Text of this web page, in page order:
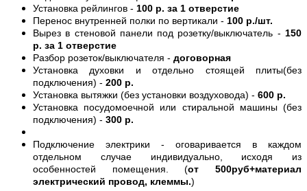
Установка рейлингов - 100 р. за 1 отверстие
Перенос внутренней полки по вертикали - 100 р./шт.
Вырез в стеновой панели под розетку/выключатель - 150
р. за 1 отверстие
Разбор розеток/выключателя - договорная
Установка духовки и отдельно стоящей плиты(без
подключения) - 200 р.
Установка вытяжки (без установки воздуховода) - 600 р.
Установка посудомоечной или стиральной машины (без
подключения) - 300 р.
Подключение электрики - оговаривается в каждом
отдельном случае индивидуально, исходя из
особенностей помещения. (от 500руб+материал
электрический провод, клеммы.)